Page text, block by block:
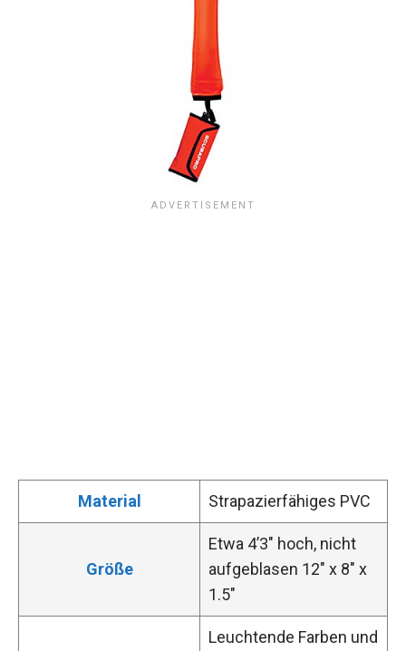
Material Strapazierfähiges PVC
Größe
Etwa 4’3″ hoch, nicht
aufgeblasen 12″ x 8″ x
1.5″
Leuchtende Farben und